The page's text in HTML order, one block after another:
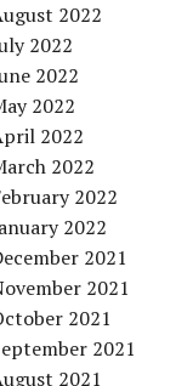
2022
2022
2022
2022
2022
2022
2022
2022
2021
2021
2021
2021
2021